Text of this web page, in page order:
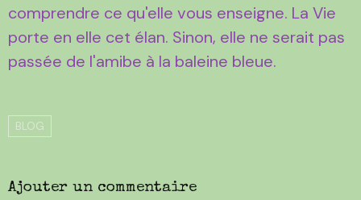
comprendre ce qu'elle vous enseigne. La Vie
porte en elle cet élan. Sinon, elle ne serait pas
passée de l'amibe à la baleine bleue.
BLOG
Ajouter un commentaire